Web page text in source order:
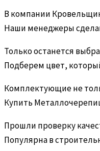
В компании
Наши менеджеры
Только останется
Подберем цвет,
Комплектующие не
Купить
Прошли проверку
Популярна в